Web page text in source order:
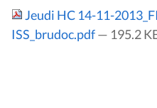
Jeudi HC 14-11-
ISS_brudoc.pdf— 195.2